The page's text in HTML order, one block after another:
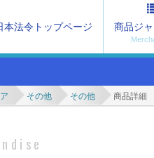
本法令トップページ 商品ジ
その他 その他 商品詳細